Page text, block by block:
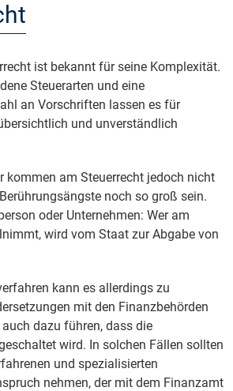
ist bekannt für seine Komplexität.
Steuerarten und eine
an Vorschriften lassen es für
und unverständlich
kommen am Steuerrecht jedoch nicht
noch so groß sein.
oder Unternehmen: Wer am
wird vom Staat zur Abgabe von
kann es allerdings zu
mit den Finanzbehörden
dazu führen, dass die
wird. In solchen Fällen sollten
und spezialisierten
nehmen, der mit dem Finanzamt